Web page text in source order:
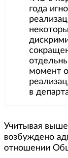
года
момент
в
Учитывая
возбуждено
отношении